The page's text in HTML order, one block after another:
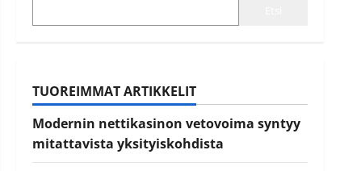
TUOREIMMAT ARTIKKELIT
Modernin nettikasinon vetovoima syntyy
mitattavista yksityiskohdista